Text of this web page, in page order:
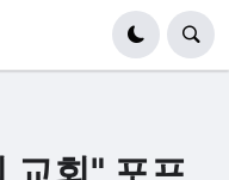
회" 포프